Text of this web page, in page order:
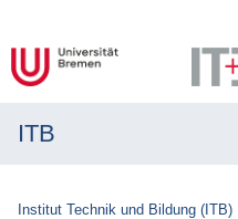
ITB
Institut Technik und Bildung (ITB)